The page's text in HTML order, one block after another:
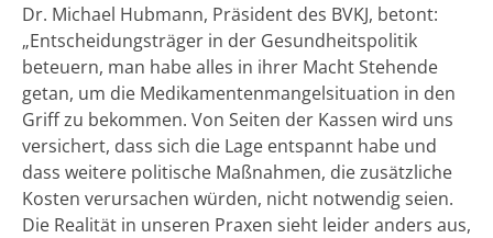
Dr. Michael Hubmann, Präsident des BVKJ, betont:
„Entscheidungsträger in der Gesundheitspolitik
beteuern, man habe alles in ihrer Macht Stehende
getan, um die Medikamentenmangelsituation in den
Griff zu bekommen. Von Seiten der Kassen wird uns
versichert, dass sich die Lage entspannt habe und
dass weitere politische Maßnahmen, die zusätzliche
Kosten verursachen würden, nicht notwendig seien.
Die Realität in unseren Praxen sieht leider anders aus,